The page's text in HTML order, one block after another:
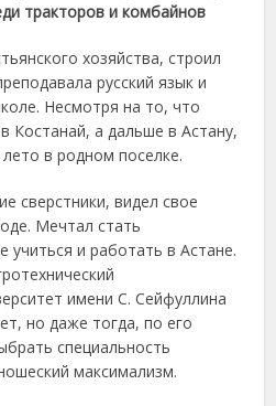
тракторов и комбайнов
хозяйства, строил
русский язык и
Несмотря на то, что
Костанай, а дальше в Астану,
в родном поселке.
сверстники, видел свое
Мечтал стать
и работать в Астане.
имени С. Сейфуллина
но даже тогда, по его
специальность
максимализм.